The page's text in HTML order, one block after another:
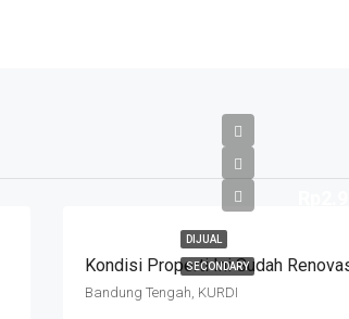
DIJUAL
SECONDARY
Bandung Tengah, KURDI